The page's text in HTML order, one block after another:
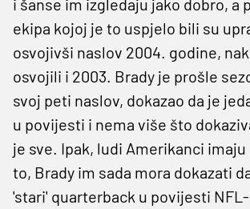
i šanse im izgledaju jako dobro, a
ekipa kojoj je to uspjelo bili su
osvojivši naslov 2004. godine,
osvojili i 2003. Brady je prošle
svoj peti naslov, dokazao da je
u povijesti i nema više što
je sve. Ipak, ludi Amerikanci imaju
to, Brady im sada mora dokazati
'stari' quarterback u povijesti